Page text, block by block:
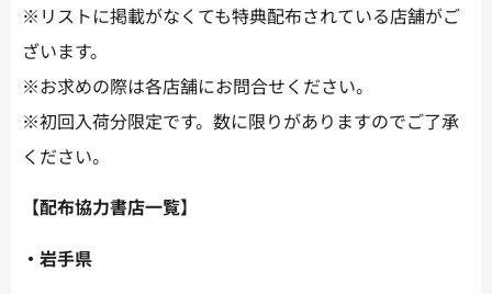
※リストに掲載がなくても特典配布されている店舗がご
ざいます。
※お求めの際は各店舗にお問合せください。
※初回入荷分限定です。数に限りがありますのでご了承
ください。
【配布協力書店一覧】
・岩手県